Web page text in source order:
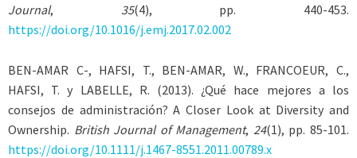
Journal, 35(4), pp. 440-453.
https://doi.org/10.1016/j.emj.2017.02.002
BEN-AMAR C-, HAFSI, T., BEN-AMAR, W., FRANCOEUR, C.,
HAFSI, T. y LABELLE, R. (2013). ¿Qué hace mejores a los
consejos de administración? A Closer Look at Diversity and
Ownership. British Journal of Management, 24(1), pp. 85-101.
https://doi.org/10.1111/j.1467-8551.2011.00789.x